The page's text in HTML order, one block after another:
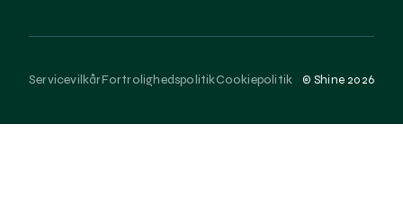
ServicevilkårFortrolighedspolitikCookiepolitik © Shine 2026